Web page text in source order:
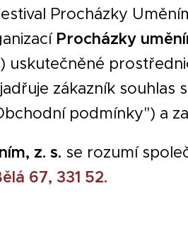
Procházky
Procházky
uskutečněné
zákazník souhlas
podmínky") a
z. s. se rozumí
67, 331 52.